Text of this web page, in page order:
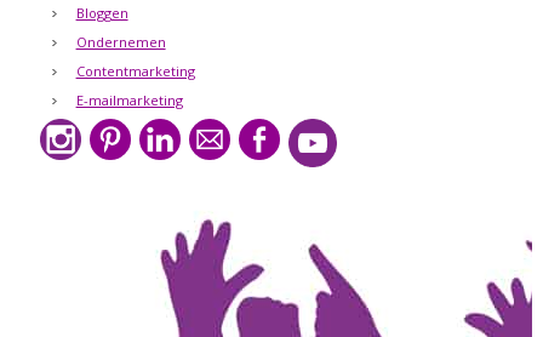
Bloggen
Ondernemen
Contentmarketing
E-mailmarketing